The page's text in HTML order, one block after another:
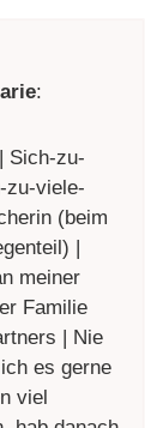
:
Sich-zu-
zu-viele-
(beim
|
meiner
Familie
| Nie
es gerne
viel